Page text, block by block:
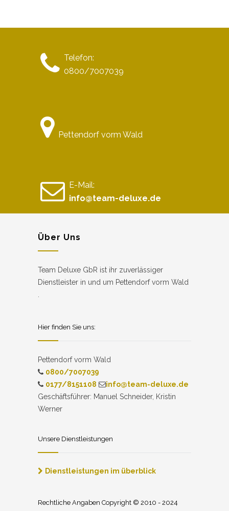
Telefon:
0800/7007039
Pettendorf vorm Wald
E-Mail:
info@team-deluxe.de
Über Uns
Team Deluxe GbR ist ihr zuverlässiger
Dienstleister in und um Pettendorf vorm Wald
Hier finden Sie uns:
Pettendorf vorm Wald
0800/7007039
0177/8151108
info@team-deluxe.de
Geschäftsführer: Manuel Schneider, Kristin
Werner
Unsere Dienstleistungen
Dienstleistungen im überblick
Rechtliche Angaben Copyright © 2010 - 2024